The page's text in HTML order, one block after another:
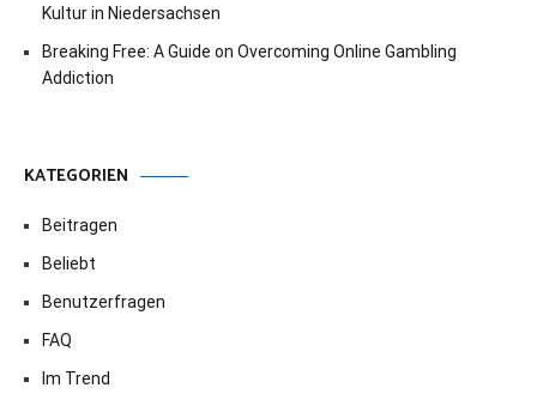
Kultur in Niedersachsen
Breaking Free: A Guide on Overcoming Online Gambling
Addiction
KATEGORIEN
Beitragen
Beliebt
Benutzerfragen
FAQ
Im Trend